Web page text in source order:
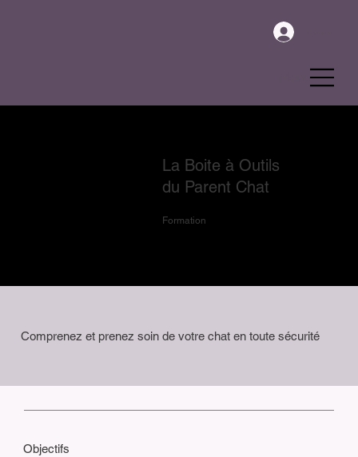
Menu
La Boite à Outils
du Parent Chat
Formation
Comprenez et prenez soin de votre chat en toute sécurité
Objectifs